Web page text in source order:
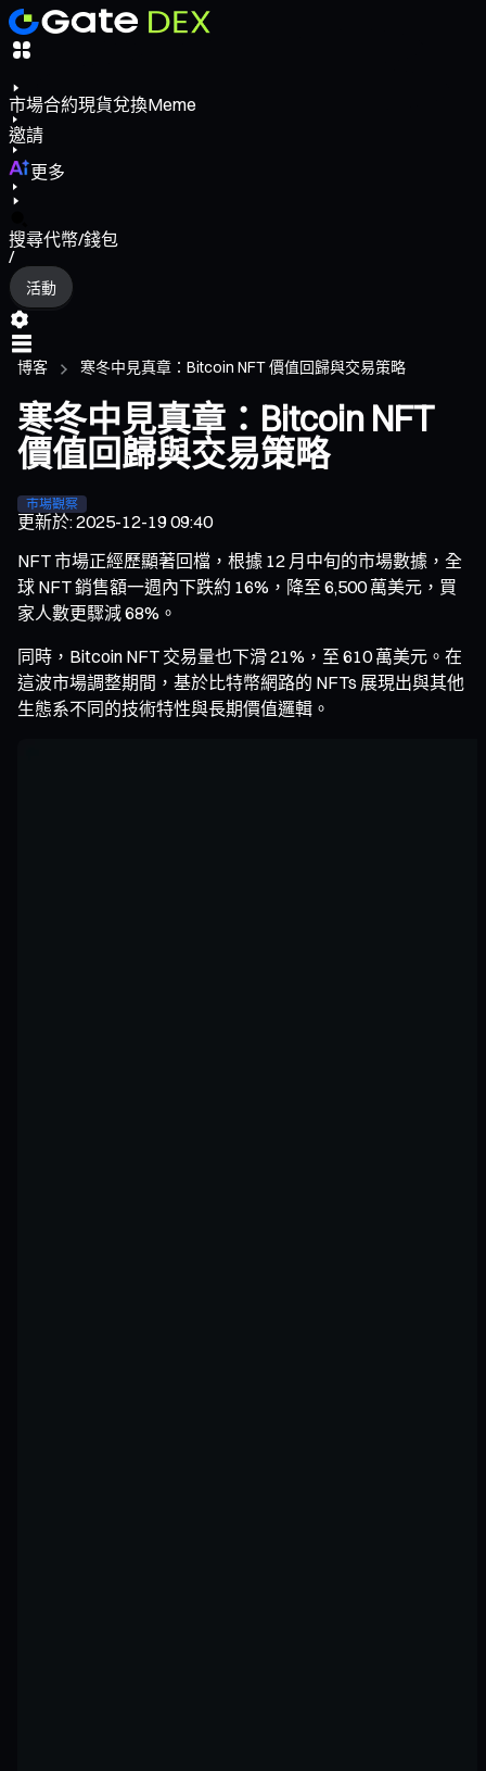
市場合約現貨兌換Meme
邀請
更多
搜尋代幣/錢包
/
活動
博客 寒冬中見真章：Bitcoin NFT 價值回歸與交易策略
寒冬中見真章：Bitcoin NFT
價值回歸與交易策略
市場觀察
更新於:2025-12-19 09:40
NFT 市場正經歷顯著回檔，根據 12 月中旬的市場數據，全
球 NFT 銷售額一週內下跌約 16%，降至 6,500 萬美元，買
家人數更驟減 68%。
同時，Bitcoin NFT 交易量也下滑 21%，至 610 萬美元。在
這波市場調整期間，基於比特幣網路的 NFTs 展現出與其他
生態系不同的技術特性與長期價值邏輯。